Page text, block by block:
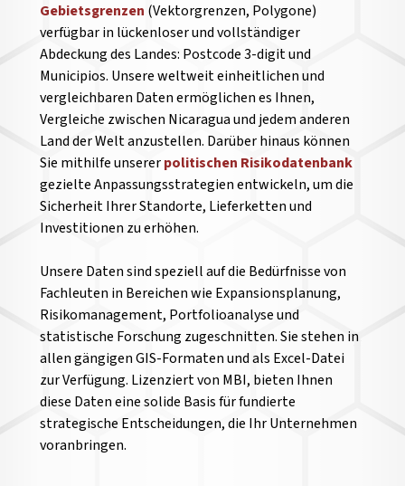
Gebietsgrenzen (Vektorgrenzen, Polygone)
verfügbar in lückenloser und vollständiger
Abdeckung des Landes: Postcode 3-digit und
Municipios. Unsere weltweit einheitlichen und
vergleichbaren Daten ermöglichen es Ihnen,
Vergleiche zwischen Nicaragua und jedem anderen
Land der Welt anzustellen. Darüber hinaus können
Sie mithilfe unsererpolitischen Risikodatenbank
gezielte Anpassungsstrategien entwickeln, um die
Sicherheit Ihrer Standorte, Lieferketten und
Investitionen zu erhöhen.
Unsere Daten sind speziell auf die Bedürfnisse von
Fachleuten in Bereichen wie Expansionsplanung,
Risikomanagement, Portfolioanalyse und
statistische Forschung zugeschnitten. Sie stehen in
allen gängigen GIS-Formaten und als Excel-Datei
zur Verfügung. Lizenziert von MBI, bieten Ihnen
diese Daten eine solide Basis für fundierte
strategische Entscheidungen, die Ihr Unternehmen
voranbringen.